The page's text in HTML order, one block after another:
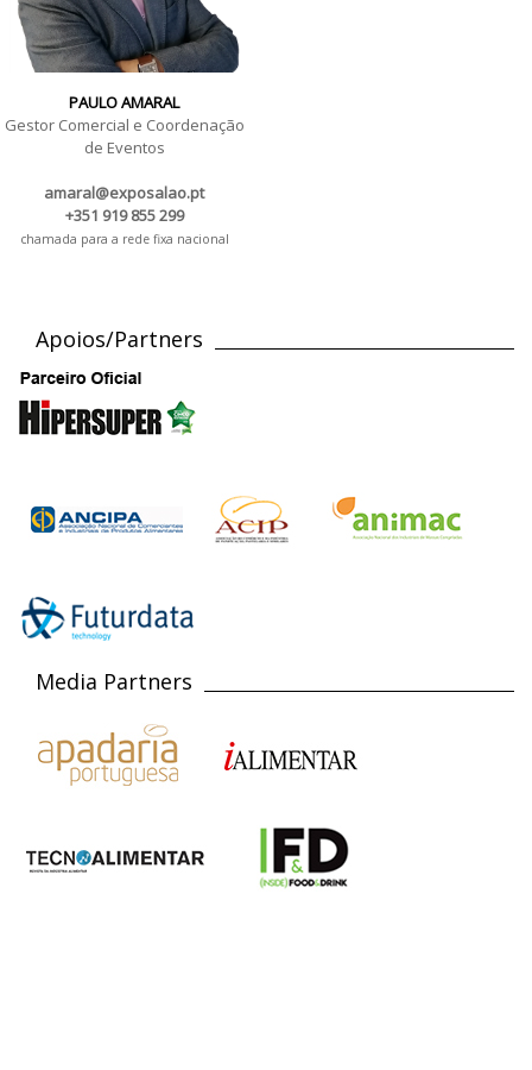
PAULO AMARAL
Gestor Comercial e Coordenação
de Eventos
amaral@exposalao.pt
+351 919 855 299
chamada para a rede fixa nacional
Apoios/Partners
Media Partners